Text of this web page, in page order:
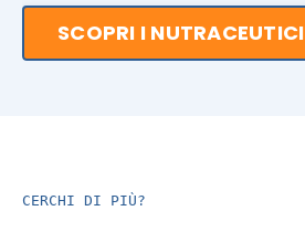
SCOPRI I NUTRACEUTICI
CERCHI DI PIÙ?